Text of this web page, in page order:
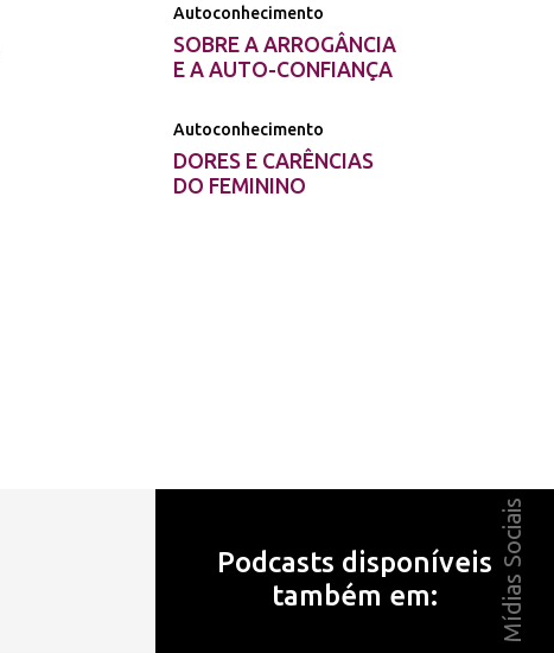
Mídias Sociais
Autoconhecimento
SOBRE A ARROGÂNCIA
E A AUTO-CONFIANÇA
Autoconhecimento
DORES E CARÊNCIAS
DO FEMININO
Podcasts disponíveis
também em: